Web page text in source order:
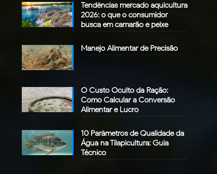
Tendências mercado aquicultura
2026: o que o consumidor
busca em camarão e peixe
Manejo Alimentar de Precisão
O Custo Oculto da Ração:
Como Calcular a Conversão
Alimentar e Lucro
10 Parâmetros de Qualidade da
Água na Tilapicultura: Guia
Técnico